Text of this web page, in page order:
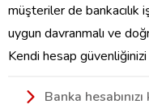
müşteriler de bankacılık
uygun davranmalı ve
Kendi hesap güvenliğinizi
Banka